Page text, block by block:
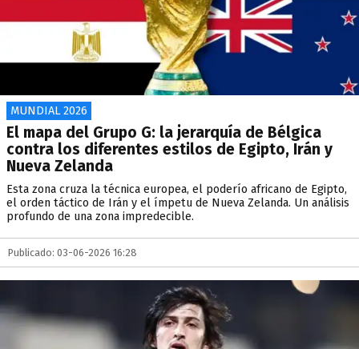
MUNDIAL 2026
El mapa del Grupo G: la jerarquía de Bélgica
contra los diferentes estilos de Egipto, Irán y
Nueva Zelanda
Esta zona cruza la técnica europea, el poderío africano de Egipto,
el orden táctico de Irán y el ímpetu de Nueva Zelanda. Un análisis
profundo de una zona impredecible.
Publicado: 03-06-2026 16:28